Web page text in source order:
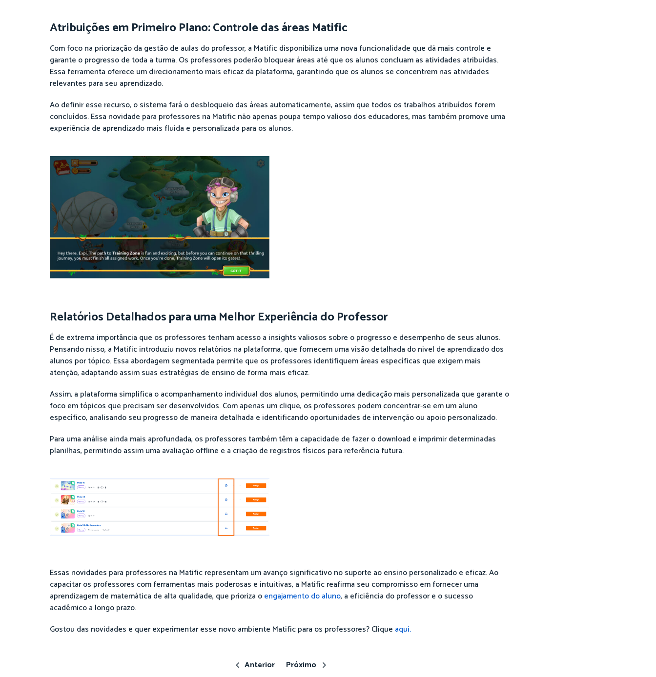
Atribuições em Primeiro Plano: Controle das áreas Matific
Com foco na priorização da gestão de aulas do professor, a Matific disponibiliza uma nova funcionalidade que dá mais controle e
garante o progresso de toda a turma. Os professores poderão bloquear áreas até que os alunos concluam as atividades atribuídas.
Essa ferramenta oferece um direcionamento mais eficaz da plataforma, garantindo que os alunos se concentrem nas atividades
relevantes para seu aprendizado.
Ao definir esse recurso, o sistema fará o desbloqueio das áreas automaticamente, assim que todos os trabalhos atribuídos forem
concluídos. Essa novidade para professores na Matific não apenas poupa tempo valioso dos educadores, mas também promove uma
experiência de aprendizado mais fluida e personalizada para os alunos.
Relatórios Detalhados para uma Melhor Experiência do Professor
É de extrema importância que os professores tenham acesso a insights valiosos sobre o progresso e desempenho de seus alunos.
Pensando nisso, a Matific introduziu novos relatórios na plataforma, que fornecem uma visão detalhada do nível de aprendizado dos
alunos por tópico. Essa abordagem segmentada permite que os professores identifiquem áreas específicas que exigem mais
atenção, adaptando assim suas estratégias de ensino de forma mais eficaz.
Assim, a plataforma simplifica o acompanhamento individual dos alunos, permitindo uma dedicação mais personalizada que garante o
foco em tópicos que precisam ser desenvolvidos. Com apenas um clique, os professores podem concentrar-se em um aluno
específico, analisando seu progresso de maneira detalhada e identificando oportunidades de intervenção ou apoio personalizado.
Para uma análise ainda mais aprofundada, os professores também têm a capacidade de fazer o download e imprimir determinadas
planilhas, permitindo assim uma avaliação offline e a criação de registros físicos para referência futura.
Essas novidades para professores na Matific representam um avanço significativo no suporte ao ensino personalizado e eficaz. Ao
capacitar os professores com ferramentas mais poderosas e intuitivas, a Matific reafirma seu compromisso em fornecer uma
aprendizagem de matemática de alta qualidade, que prioriza oengajamento do aluno, a eficiência do professor e o sucesso
acadêmico a longo prazo.
Gostou das novidades e quer experimentar esse novo ambiente Matific para os professores? Clique aqui.
Anterior Próximo